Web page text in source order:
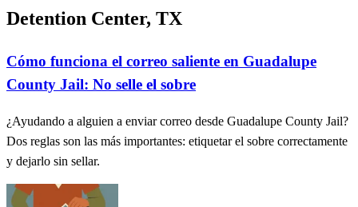
Detention Center, TX
Cómo funciona el correo saliente en Guadalupe
County Jail: No selle el sobre
¿Ayudando a alguien a enviar correo desde Guadalupe County Jail?
Dos reglas son las más importantes: etiquetar el sobre correctamente
y dejarlo sin sellar.